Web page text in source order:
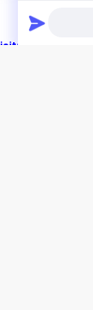
(Visitor Guide)